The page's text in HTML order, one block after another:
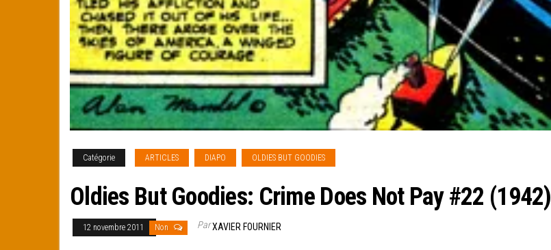
Catégorie ARTICLES DIAPO OLDIES BUT GOODIES
Oldies But Goodies: Crime Does Not Pay #22 (1942)
12 novembre 2011 Non ParXAVIER FOURNIER